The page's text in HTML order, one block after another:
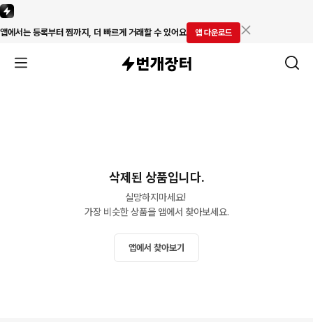
앱에서는 등록부터 찜까지, 더 빠르게 거래할 수 있어요 앱 다운로드
삭제된 상품입니다.
실망하지마세요!
가장 비슷한 상품을 앱에서 찾아보세요.
앱에서 찾아보기